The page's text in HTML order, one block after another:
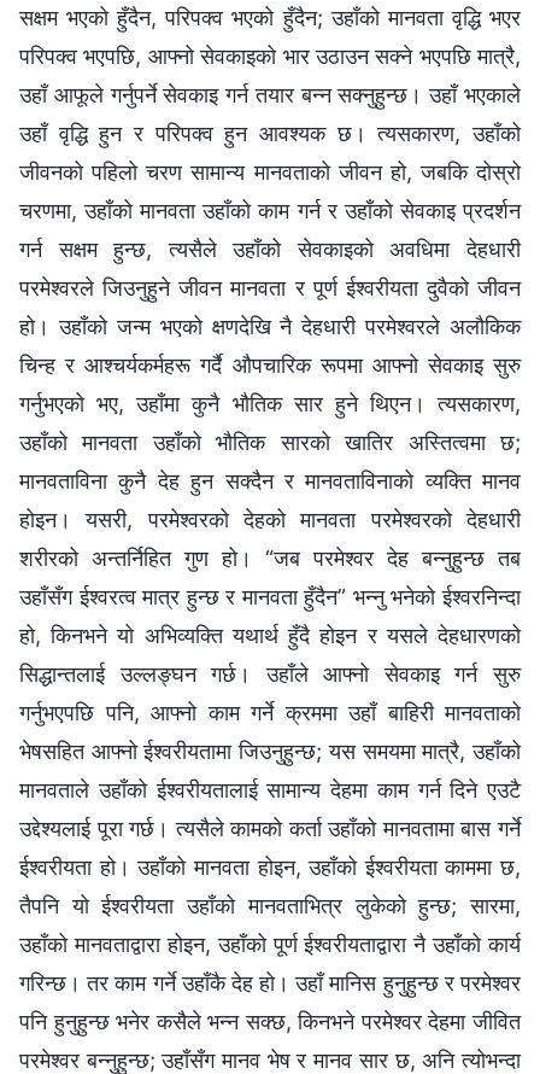
सक्षम भएको हुँदैन, परिपक्व भएको हुँदैन; उहाँको मानवता वृद्धि भएर
परिपक्व भएपछि, आफ्नो सेवकाइको भार उठाउन सक्ने भएपछि मात्रै,
उहाँ आफूले गर्नुपर्ने सेवकाइ गर्न तयार बन्न सक्नुहुन्छ। उहाँ भएकाले
उहाँ वृद्धि हुन र परिपक्व हुन आवश्यक छ। त्यसकारण, उहाँको
जीवनको पहिलो चरण सामान्य मानवताको जीवन हो, जबकि दोस्रो
चरणमा, उहाँको मानवता उहाँको काम गर्न र उहाँको सेवकाइ प्रदर्शन
गर्न सक्षम हुन्छ, त्यसैले उहाँको सेवकाइको अवधिमा देहधारी
परमेश्‍वरले जिउनुहुने जीवन मानवता र पूर्ण ईश्‍वरीयता दुवैको जीवन
हो। उहाँको जन्म भएको क्षणदेखि नै देहधारी परमेश्‍वरले अलौकिक
चिन्ह र आश्‍चर्यकर्महरू गर्दै औपचारिक रूपमा आफ्‍नो सेवकाइ सुरु
गर्नुभएको भए, उहाँमा कुनै भौतिक सार हुने थिएन। त्यसकारण,
उहाँको मानवता उहाँको भौतिक सारको खातिर अस्तित्वमा छ;
मानवताविना कुनै देह हुन सक्दैन र मानवताविनाको व्यक्ति मानव
होइन। यसरी, परमेश्‍वरको देहको मानवता परमेश्‍वरको देहधारी
शरीरको अन्तर्निहित गुण हो। “जब परमेश्‍वर देह बन्नुहुन्छ तब
उहाँसँग ईश्‍वरत्व मात्र हुन्छ र मानवता हुँदैन” भन्नु भनेको ईश्‍वरनिन्दा
हो, किनभने यो अभिव्यक्ति यथार्थ हुँदै होइन र यसले देहधारणको
सिद्धान्तलाई उल्लङ्घन गर्छ। उहाँले आफ्‍नो सेवकाइ गर्न सुरु
गर्नुभएपछि पनि, आफ्नो काम गर्ने क्रममा उहाँ बाहिरी मानवताको
भेषसहित आफ्नो ईश्‍वरीयतामा जिउनुहुन्छ; यस समयमा मात्रै, उहाँको
मानवताले उहाँको ईश्‍वरीयतालाई सामान्य देहमा काम गर्न दिने एउटै
उद्देश्यलाई पूरा गर्छ। त्यसैले कामको कर्ता उहाँको मानवतामा बास गर्ने
ईश्‍वरीयता हो। उहाँको मानवता होइन, उहाँको ईश्‍वरीयता काममा छ,
तैपनि यो ईश्‍वरीयता उहाँको मानवताभित्र लुकेको हुन्छ; सारमा,
उहाँको मानवताद्वारा होइन, उहाँको पूर्ण ईश्‍वरीयताद्वारा नै उहाँको कार्य
गरिन्छ। तर काम गर्ने उहाँकै देह हो। उहाँ मानिस हुनुहुन्छ र परमेश्‍वर
पनि हुनुहुन्छ भनेर कसैले भन्न सक्छ, किनभने परमेश्‍वर देहमा जीवित
परमेश्वर बन्नुहुन्छ; उहाँसँग मानव भेष र मानव सार छ, अनि त्योभन्दा